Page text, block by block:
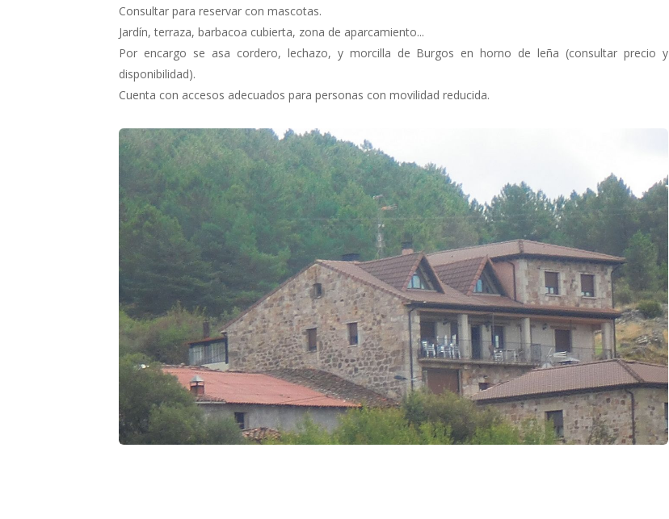
Consultar para reservar con mascotas.
Jardín, terraza, barbacoa cubierta, zona de aparcamiento...
Por encargo se asa cordero, lechazo, y morcilla de Burgos en horno de leña (consultar precio y
disponibilidad).
Cuenta con accesos adecuados para personas con movilidad reducida.